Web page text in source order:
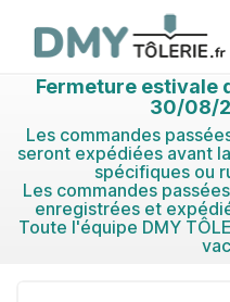
Fermeture estivale
30/08/
Les commandes
seront expédiées avant
spécifiques ou
Les commandes
enregistrées et
Toute l'équipe DMY